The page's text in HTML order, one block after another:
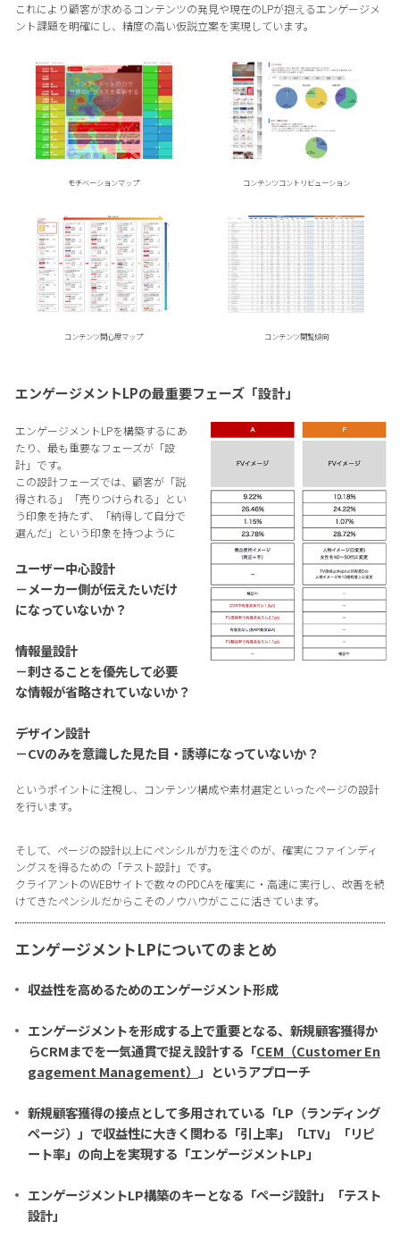
これにより顧客が求めるコンテンツの発見や現在のLPが抱えるエンゲージメ
ント課題を明確にし、精度の高い仮説立案を実現しています。
モチベーションマップ コンテンツコントリビューション
コンテンツ関心度マップ コンテンツ閲覧傾向
エンゲージメントLPの最重要フェーズ「設計」
エンゲージメントLPを構築するにあ
たり、最も重要なフェーズが「設
計」です。
この設計フェーズでは、顧客が「説
得される」「売りつけられる」とい
う印象を持たず、「納得して自分で
選んだ」という印象を持つように
ユーザー中心設計
－メーカー側が伝えたいだけ
になっていないか？
情報量設計
－刺さることを優先して必要
な情報が省略されていないか？
デザイン設計
－CVのみを意識した見た目・誘導になっていないか？
というポイントに注視し、コンテンツ構成や素材選定といったページの設計
を行います。
そして、ページの設計以上にペンシルが力を注ぐのが、確実にファインディ
ングスを得るための「テスト設計」です。
クライアントのWEBサイトで数々のPDCAを確実に・高速に実行し、改善を続
けてきたペンシルだからこそのノウハウがここに活きています。
エンゲージメントLPについてのまとめ
収益性を高めるためのエンゲージメント形成
エンゲージメントを形成する上で重要となる、新規顧客獲得か
らCRMまでを一気通貫で捉え設計する「CEM（Customer En
gagement Management）」というアプローチ
新規顧客獲得の接点として多用されている「LP（ランディング
ページ）」で収益性に大きく関わる「引上率」「LTV」「リピ
ート率」の向上を実現する「エンゲージメントLP」
エンゲージメントLP構築のキーとなる「ページ設計」「テスト
設計」